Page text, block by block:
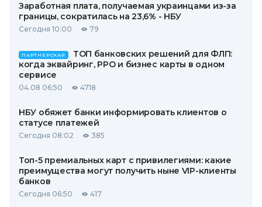
Заработная плата, получаемая украинцами из-за
границы, сократилась на 23,6% - НБУ
Сегодня 10:00 79
ПАРТНЕРСКАЯ
ТОП банковских решений для ФЛП:
когда эквайринг, РРО и бизнес карты в одном
сервисе
04.08 06:50 4718
НБУ обяжет банки информировать клиентов о
статусе платежей
Сегодня 08:02 385
Топ-5 премиальных карт с привилегиями: какие
преимущества могут получить ныне VIP-клиенты
банков
Сегодня 06:50 417